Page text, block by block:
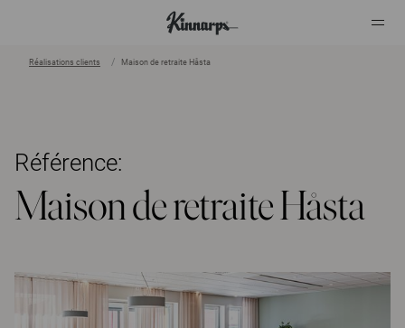
Réalisations clients Maison de retraite Håsta
Référence:
Maison de retraite Håsta